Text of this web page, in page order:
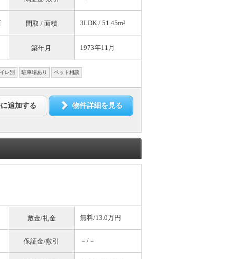
間取 / 面積 3LDK / 51.45m²
築年月 1973年11月
レ別 駐車場あり ペット相談
追加する 物件詳細を見る
敷金/礼金 無料/13.0万円
保証金/敷引 －/－